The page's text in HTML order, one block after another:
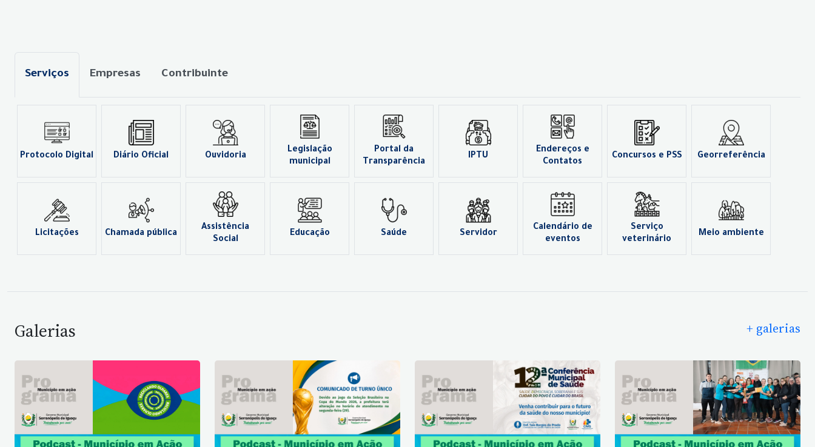
Serviços Empresas Contribuinte
Protocolo Digital Diário Oficial Ouvidoria
Legislação
municipal
Portal da
Transparência
IPTU
Endereços e
Contatos
Concursos e PSS Georreferência
Licitações Chamada pública
Assistência
Social
Educação Saúde Servidor
Calendário de
eventos
Serviço
veterinário
Meio ambiente
Galerias + galerias